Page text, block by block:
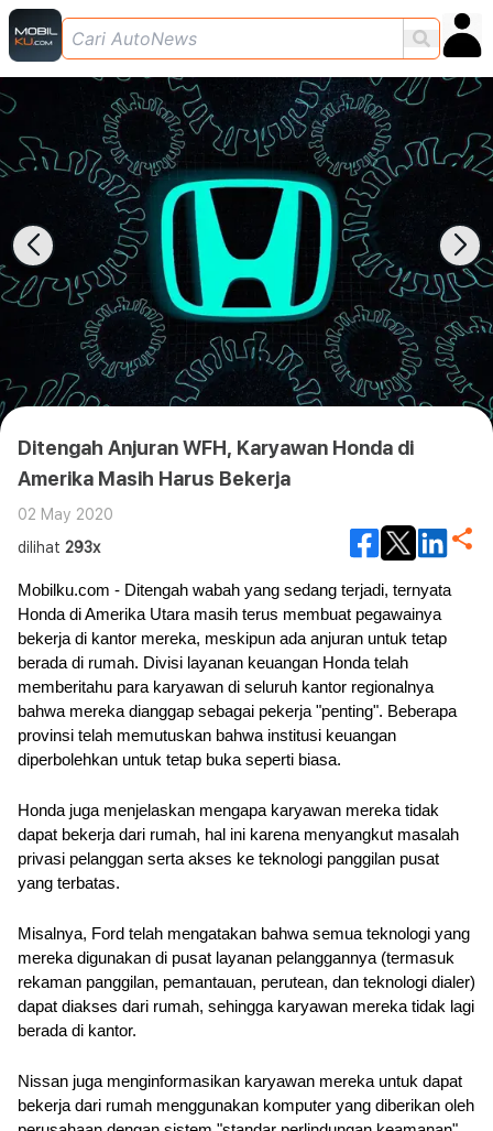
Ditengah Anjuran WFH, Karyawan Honda di
Amerika Masih Harus Bekerja
02 May 2020
dilihat 293x
Mobilku.com - Ditengah wabah yang sedang terjadi, ternyata
Honda di Amerika Utara masih terus membuat pegawainya
bekerja di kantor mereka, meskipun ada anjuran untuk tetap
berada di rumah. Divisi layanan keuangan Honda telah
memberitahu para karyawan di seluruh kantor regionalnya
bahwa mereka dianggap sebagai pekerja "penting". Beberapa
provinsi telah memutuskan bahwa institusi keuangan
diperbolehkan untuk tetap buka seperti biasa.
Honda juga menjelaskan mengapa karyawan mereka tidak
dapat bekerja dari rumah, hal ini karena menyangkut masalah
privasi pelanggan serta akses ke teknologi panggilan pusat
yang terbatas.
Misalnya, Ford telah mengatakan bahwa semua teknologi yang
mereka digunakan di pusat layanan pelanggannya (termasuk
rekaman panggilan, pemantauan, perutean, dan teknologi dialer)
dapat diakses dari rumah, sehingga karyawan mereka tidak lagi
berada di kantor.
Nissan juga menginformasikan karyawan mereka untuk dapat
bekerja dari rumah menggunakan komputer yang diberikan oleh